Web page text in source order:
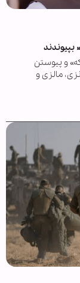
بپیوندند
و پیوستن
مالزی و